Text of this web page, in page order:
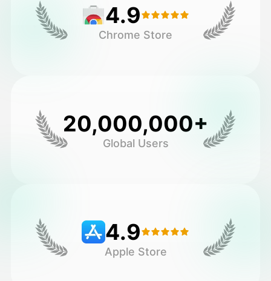
4.9
Chrome Store
20,000,000+
Global Users
4.9
Apple Store